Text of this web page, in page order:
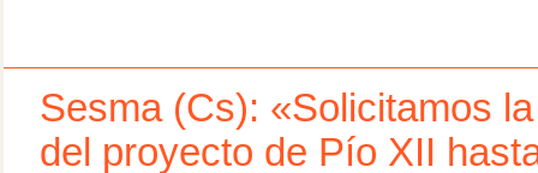
Sesma (Cs): «Solicitamos
del proyecto de Pío XII